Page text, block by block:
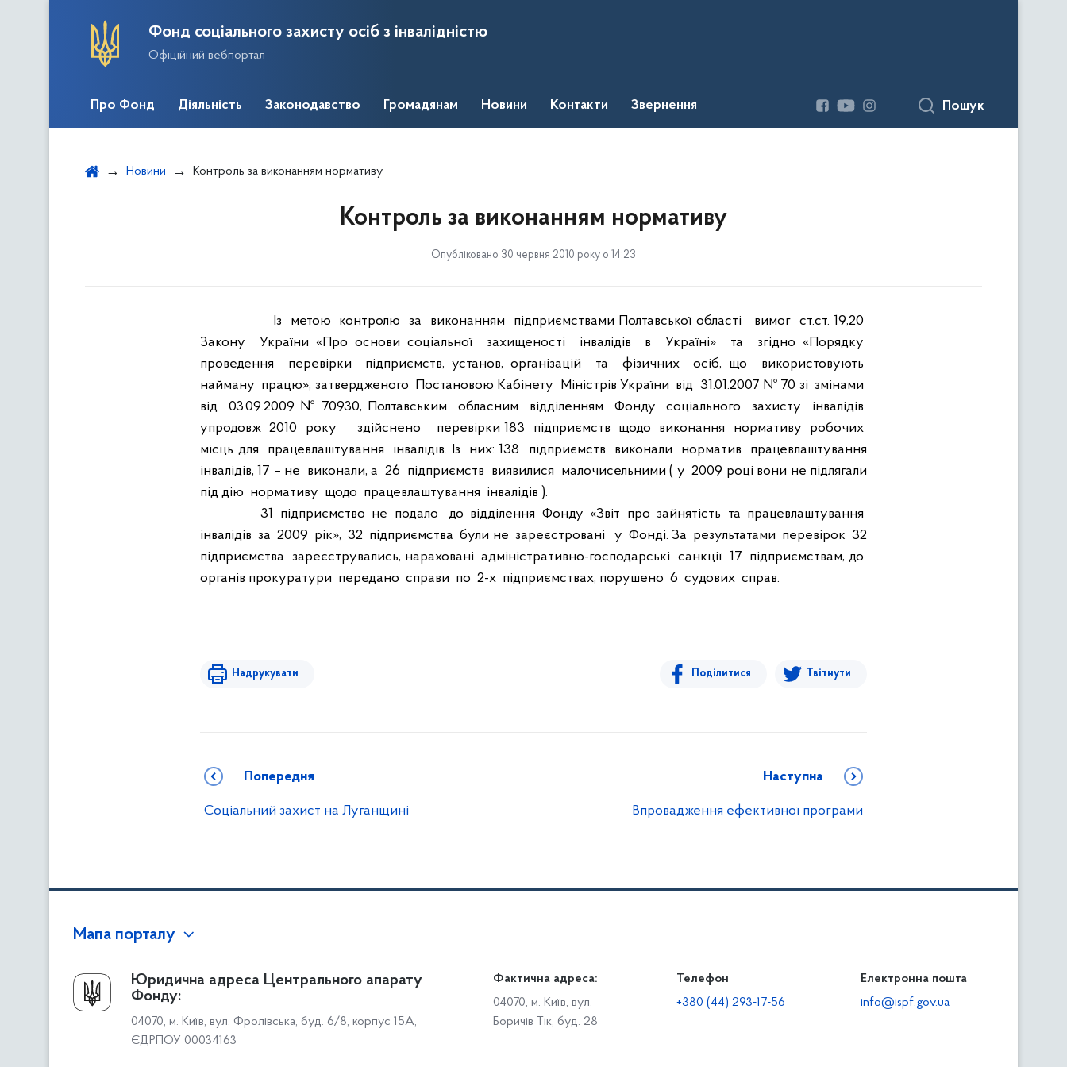
Фонд соціального захисту осіб з інвалідністю
Офіційний вебпортал
Про Фонд Діяльність Законодавство Громадянам Новини Контакти Звернення Пошук
Новини Контроль за виконанням нормативу
Контроль за виконанням нормативу
Опубліковано 30 червня 2010 року о 14:23
Із метою контролю за виконанням підприємствами Полтавської області вимог ст.ст. 19,20
Закону
України «Про основи соціальної захищеності інвалідів в Україні» та
згідно «Порядку
проведення
перевірки підприємств, установ, організацій та фізичних осіб, що
використовують
найману працю», затвердженого Постановою Кабінету Міністрів України від 31.01.2007 № 70 зі змінами
від
03.09.2009 № 70930, Полтавським обласним відділенням Фонду соціального захисту
інвалідів
упродовж 2010 року здійснено перевірки 183 підприємств щодо виконання нормативу
робочих
місць для
працевлаштування інвалідів. Із них: 138 підприємств виконали норматив
працевлаштування
інвалідів, 17 – не виконали, а 26 підприємств виявилися малочисельними ( у 2009 році вони не підлягали
під дію нормативу щодо працевлаштування інвалідів ).
31
підприємство не подало до відділення Фонду «Звіт про зайнятість та працевлаштування
інвалідів за 2009 рік», 32 підприємства були не зареєстровані у Фонді. За результатами перевірок 32
підприємства зареєструвались, нараховані адміністративно-господарські санкції 17 підприємствам, до
органів прокуратури передано справи по 2-х підприємствах, порушено 6 судових справ.
Надрукувати Поділитися Твітнути
Попередня
Соціальний захист на Луганщині
Наступна
Впровадження ефективної програми
Мапа порталу
Про Фонд
Керівництво
Структура Фонду
Територіальні відділення
Громадянам
Доступ до публічної інформації
Звіти щодо роботи із запитами на отримання публічної
Діяльність
Роботодавцям
Юридична адреса Центрального апарату
Фонду:
04070, м. Київ, вул. Фролівська, буд. 6/8, корпус 15А,
ЄДРПОУ 00034163
Фактична адреса:
04070, м. Київ, вул.
Боричів Тік, буд. 28
Телефон
+380 (44) 293-17-56
Електронна пошта
info@ispf.gov.ua